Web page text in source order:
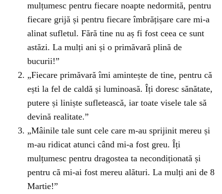
mulțumesc pentru fiecare noapte nedormită, pentru
fiecare grijă și pentru fiecare îmbrățișare care mi-a
alinat sufletul. Fără tine nu aș fi fost ceea ce sunt
astăzi. La mulți ani și o primăvară plină de
bucurii!”
„Fiecare primăvară îmi amintește de tine, pentru că
ești la fel de caldă și luminoasă. Îți doresc sănătate,
putere și liniște sufletească, iar toate visele tale să
devină realitate.”
„Mâinile tale sunt cele care m-au sprijinit mereu și
m-au ridicat atunci când mi-a fost greu. Îți
mulțumesc pentru dragostea ta necondiționată și
pentru că mi-ai fost mereu alături. La mulți ani de 8
Martie!”